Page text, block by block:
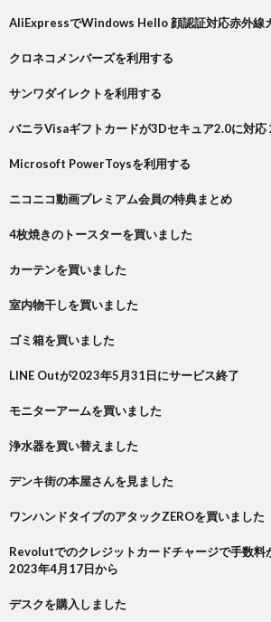
AliExpressでWindows Hello 顔認証対応赤外線
クロネコメンバーズを利用する
サンワダイレクトを利用する
バニラVisaギフトカードが3Dセキュア2.0に対
Microsoft PowerToysを利用する
ニコニコ動画プレミアム会員の特典まとめ
4枚焼きのトースターを買いました
カーテンを買いました
室内物干しを買いました
ゴミ箱を買いました
LINE Outが2023年5月31日にサービス終了
モニターアームを買いました
浄水器を買い替えました
デンキ街の本屋さんを見ました
ワンハンドタイプのアタックZEROを買いました
Revolutでのクレジットカードチャージで手数料
2023年4月17日から
デスクを購入しました